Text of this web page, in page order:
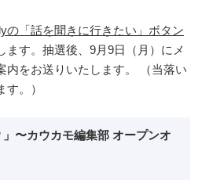
の「話を聞きに行きたい」ボタン
ます。抽選後、9月9日（月）にメ
内をお送りいたします。 （当落い
。）
」〜カウカモ編集部 オープンオ